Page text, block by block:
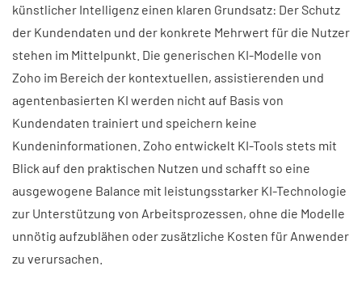
künstlicher Intelligenz einen klaren Grundsatz: Der Schutz
der Kundendaten und der konkrete Mehrwert für die Nutzer
stehen im Mittelpunkt. Die generischen KI-Modelle von
Zoho im Bereich der kontextuellen, assistierenden und
agentenbasierten KI werden nicht auf Basis von
Kundendaten trainiert und speichern keine
Kundeninformationen. Zoho entwickelt KI-Tools stets mit
Blick auf den praktischen Nutzen und schafft so eine
ausgewogene Balance mit leistungsstarker KI-Technologie
zur Unterstützung von Arbeitsprozessen, ohne die Modelle
unnötig aufzublähen oder zusätzliche Kosten für Anwender
zu verursachen.